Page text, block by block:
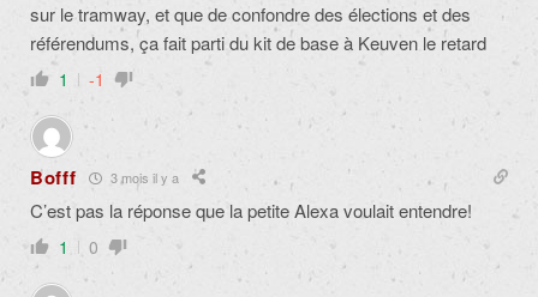
sur le tramway, et que de confondre des élections et des
référendums, ça fait parti du kit de base à Keuven le retard
1 -1
Bofff 3 mois il y a
C’est pas la réponse que la petite Alexa voulait entendre!
1 0